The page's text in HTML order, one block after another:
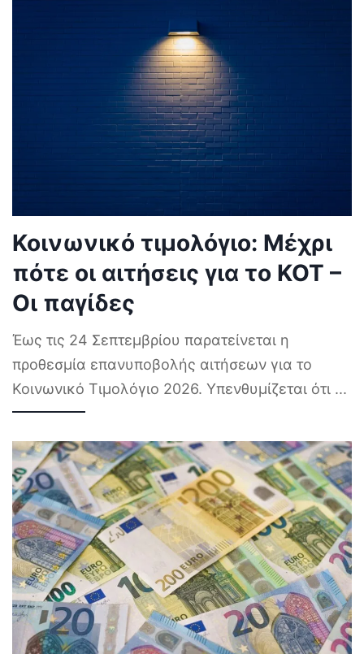
Κοινωνικό τιμολόγιο: Μέχρι
πότε οι αιτήσεις για το ΚΟΤ –
Οι παγίδες
Έως τις 24 Σεπτεμβρίου παρατείνεται η
προθεσμία επανυποβολής αιτήσεων για το
Κοινωνικό Τιμολόγιο 2026. Υπενθυμίζεται ότι ...